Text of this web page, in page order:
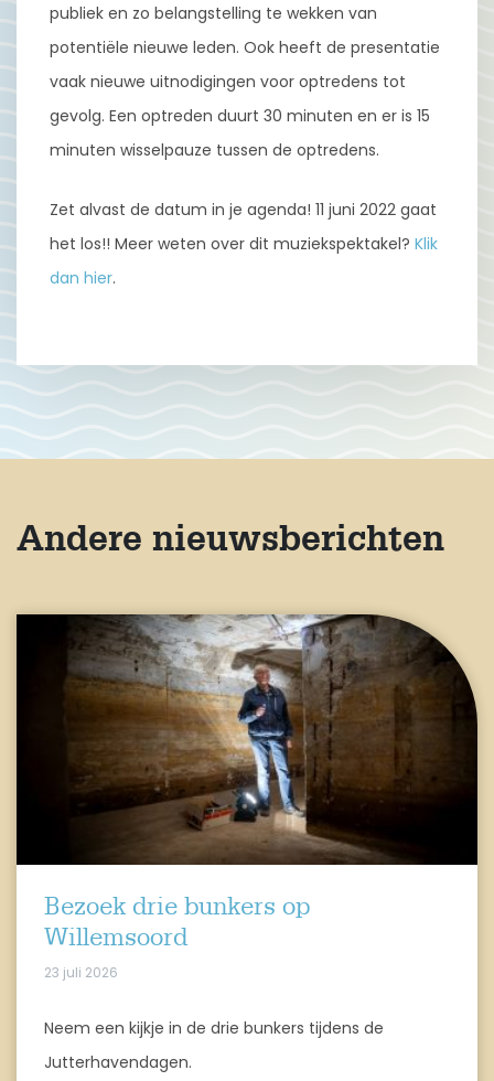
publiek en zo belangstelling te wekken van
potentiële nieuwe leden. Ook heeft de presentatie
vaak nieuwe uitnodigingen voor optredens tot
gevolg. Een optreden duurt 30 minuten en er is 15
minuten wisselpauze tussen de optredens.
Zet alvast de datum in je agenda! 11 juni 2022 gaat
het los!! Meer weten over dit muziekspektakel? Klik
dan hier.
Andere nieuwsberichten
Bezoek drie bunkers op
Willemsoord
23 juli 2026
Neem een kijkje in de drie bunkers tijdens de
Jutterhavendagen.